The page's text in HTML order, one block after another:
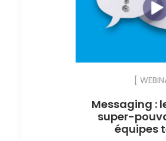
[
Messaging :
super-
équipes